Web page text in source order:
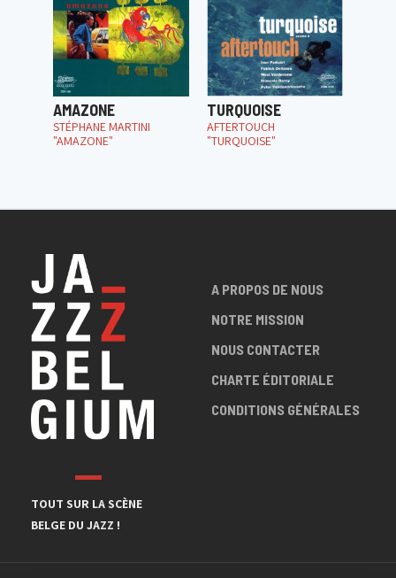
AMAZONE
STÉPHANE MARTINI
"AMAZONE"
TURQUOISE
AFTERTOUCH
"TURQUOISE"
TOUT SUR LA SCÈNE
BELGE DU JAZZ !
A PROPOS DE NOUS
NOTRE MISSION
NOUS CONTACTER
CHARTE ÉDITORIALE
CONDITIONS GÉNÉRALES